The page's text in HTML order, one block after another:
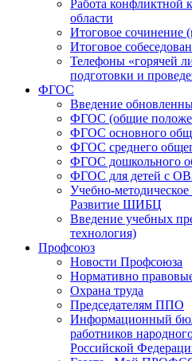
Работа конфликтной
области
Итоговое сочинение
Итоговое
Телефоны «горячей
подготовки и
ФГОС
Введение
ФГОС (общие
ФГОС основного
ФГОС среднего
ФГОС дошкольного
ФГОС для детей с
Учебно-
Развитие ШИБЦ
Введение учебных
технология)
Профсоюз
Новости Профсоюза
Нормативно
Охрана труда
Председателям ППО
Информационный
работников
Российской